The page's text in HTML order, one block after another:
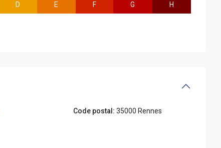
D E F G H
Code postal: 35000 Rennes